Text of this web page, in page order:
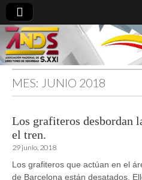
MES: JUNIO 2018
Los grafiteros desbordan
el tren.
29 junio, 2018
Los grafiteros que actúan en el
de Barcelona están desatados.